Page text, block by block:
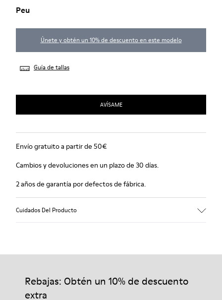
Peu
Únete y obtén un 10% de descuento en este modelo
Guía de tallas
AVÍSAME
Envío gratuito a partir de 50€
Cambios y devoluciones en un plazo de 30 días.
2 años de garantía por defectos de fábrica.
Cuidados Del Producto
Rebajas: Obtén un 10% de descuento
extra